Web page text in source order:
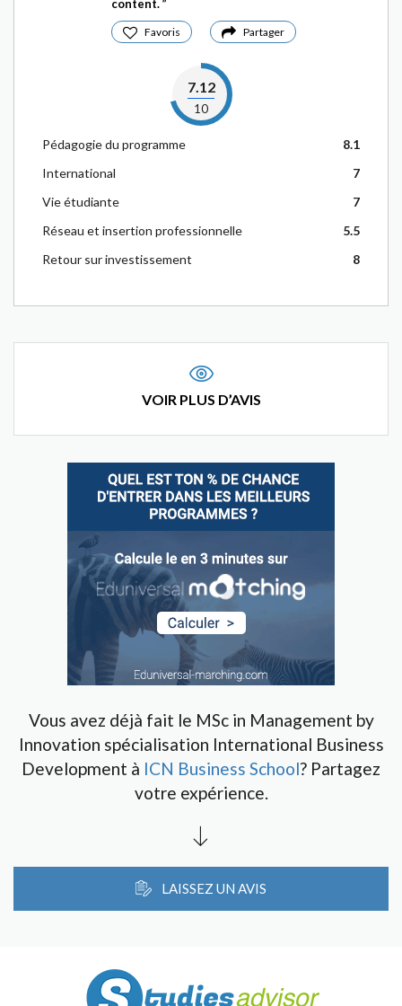
content.
Favoris Partager
7.12
10
Pédagogie du programme
8.1
International
7
Vie étudiante
7
Réseau et insertion professionnelle
5.5
Retour sur investissement
8
VOIR PLUS D’AVIS
Vous avez déjà fait le MSc in Management by
Innovation spécialisation International Business
Development à ICN Business School? Partagez
votre expérience.
LAISSEZ UN AVIS